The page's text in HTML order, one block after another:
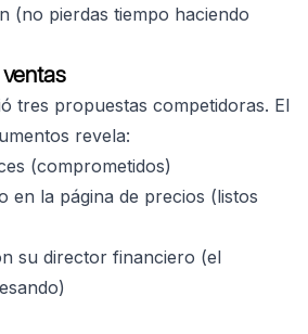
(no pierdas tiempo haciendo
tres propuestas competidoras. El
revela:
(comprometidos)
en la página de precios (listos
su director financiero (el